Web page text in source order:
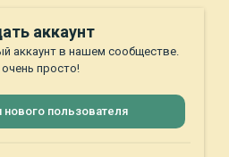
аккаунт
аккаунт в нашем сообществе.
просто!
нового пользователя